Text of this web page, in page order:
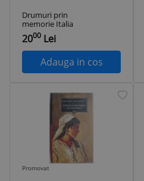
Drumuri prin
memorie Italia
2000 Lei
Adauga in cos
Promovat